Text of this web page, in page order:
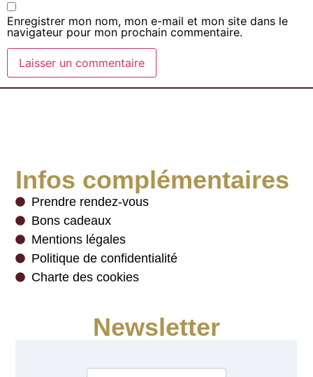
Enregistrer mon nom, mon e-mail et mon site dans le
navigateur pour mon prochain commentaire.
Infos complémentaires
Prendre rendez-vous
Bons cadeaux
Mentions légales
Politique de confidentialité
Charte des cookies
Newsletter